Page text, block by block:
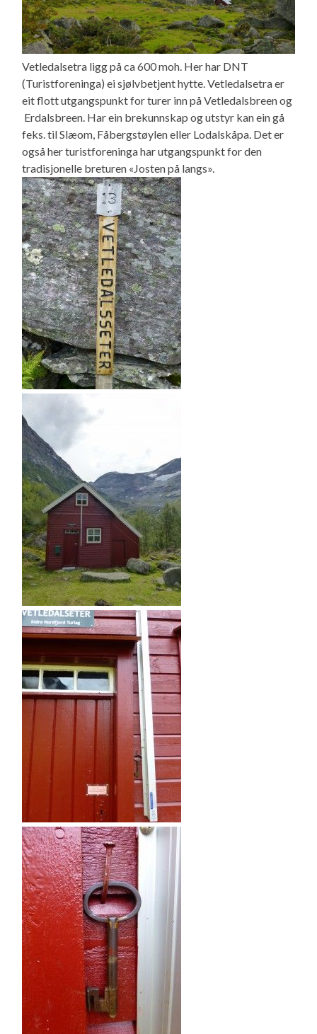
Vetledalsetra ligg på ca 600 moh. Her har DNT
(Turistforeninga) ei sjølvbetjent hytte. Vetledalsetra er
eit flott utgangspunkt for turer inn på Vetledalsbreen og
Erdalsbreen. Har ein brekunnskap og utstyr kan ein gå
feks. til Slæom, Fåbergstøylen eller Lodalskåpa. Det er
også her turistforeninga har utgangspunkt for den
tradisjonelle breturen «Josten på langs».